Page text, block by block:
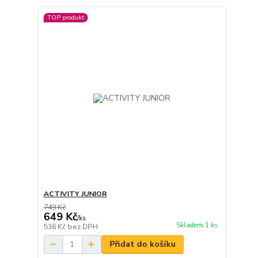
TOP produkt
ACTIVITY JUNIOR
749 Kč
649 Kč/ks
536 Kč bez DPH Skladem 1 ks
Přidat do košíku